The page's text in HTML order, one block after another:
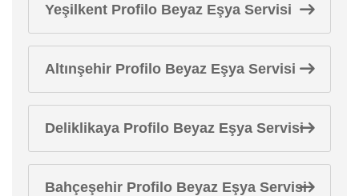
Yeşilkent Profilo Beyaz Eşya Servisi
Altınşehir Profilo Beyaz Eşya Servisi
Deliklikaya Profilo Beyaz Eşya Servisi
Bahçeşehir Profilo Beyaz Eşya Servisi